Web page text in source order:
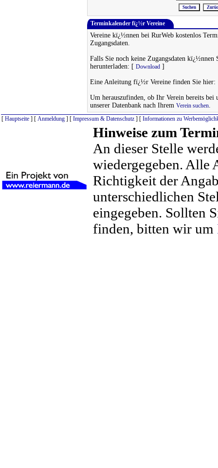
Terminkalender fï¿½r Vereine
Vereine kï¿½nnen bei RurWeb kostenlos
Zugangsdaten.
Falls Sie noch keine Zugangsdaten
herunterladen: [ Download ]
Eine Anleitung fï¿½r Vereine finden Sie
Um herauszufinden, ob Ihr Verein bereits
unserer Datenbank nach Ihrem Verein suchen.
[ Hauptseite ] [ Anmeldung ] [ Impressum & Datenschutz ] [ Informationen zu
Hinweise zum
An dieser Stelle
wiedergegeben. Alle
Richtigkeit der
unterschiedlichen
eingegeben. Sollten
finden, bitten wir um